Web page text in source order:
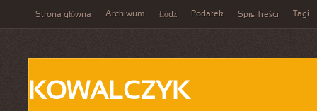
Strona główna Archiwum Łódź Podatek Spis Treści Tagi
KOWALCZYK